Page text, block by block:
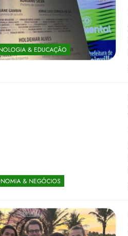
& EDUCAÇÃO
& NEGÓCIOS